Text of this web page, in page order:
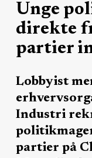
Unge
direkte
partier
Lobbyist
Industri
partier på